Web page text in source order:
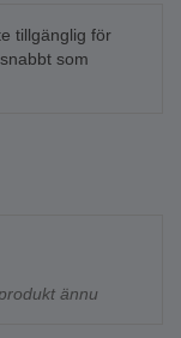
tillgänglig för
som
ännu